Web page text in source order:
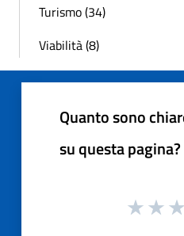
Turismo (34)
Viabilità (8)
Quanto sono
su questa pagina?